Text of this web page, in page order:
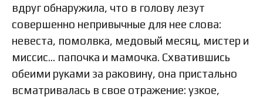
вдруг обнаружила, что в голову лезут
совершенно непривычные для нее слова:
невеста, помолвка, медовый месяц, мистер и
миссис… папочка и мамочка. Схватившись
обеими руками за раковину, она пристально
всматривалась в свое отражение: узкое,